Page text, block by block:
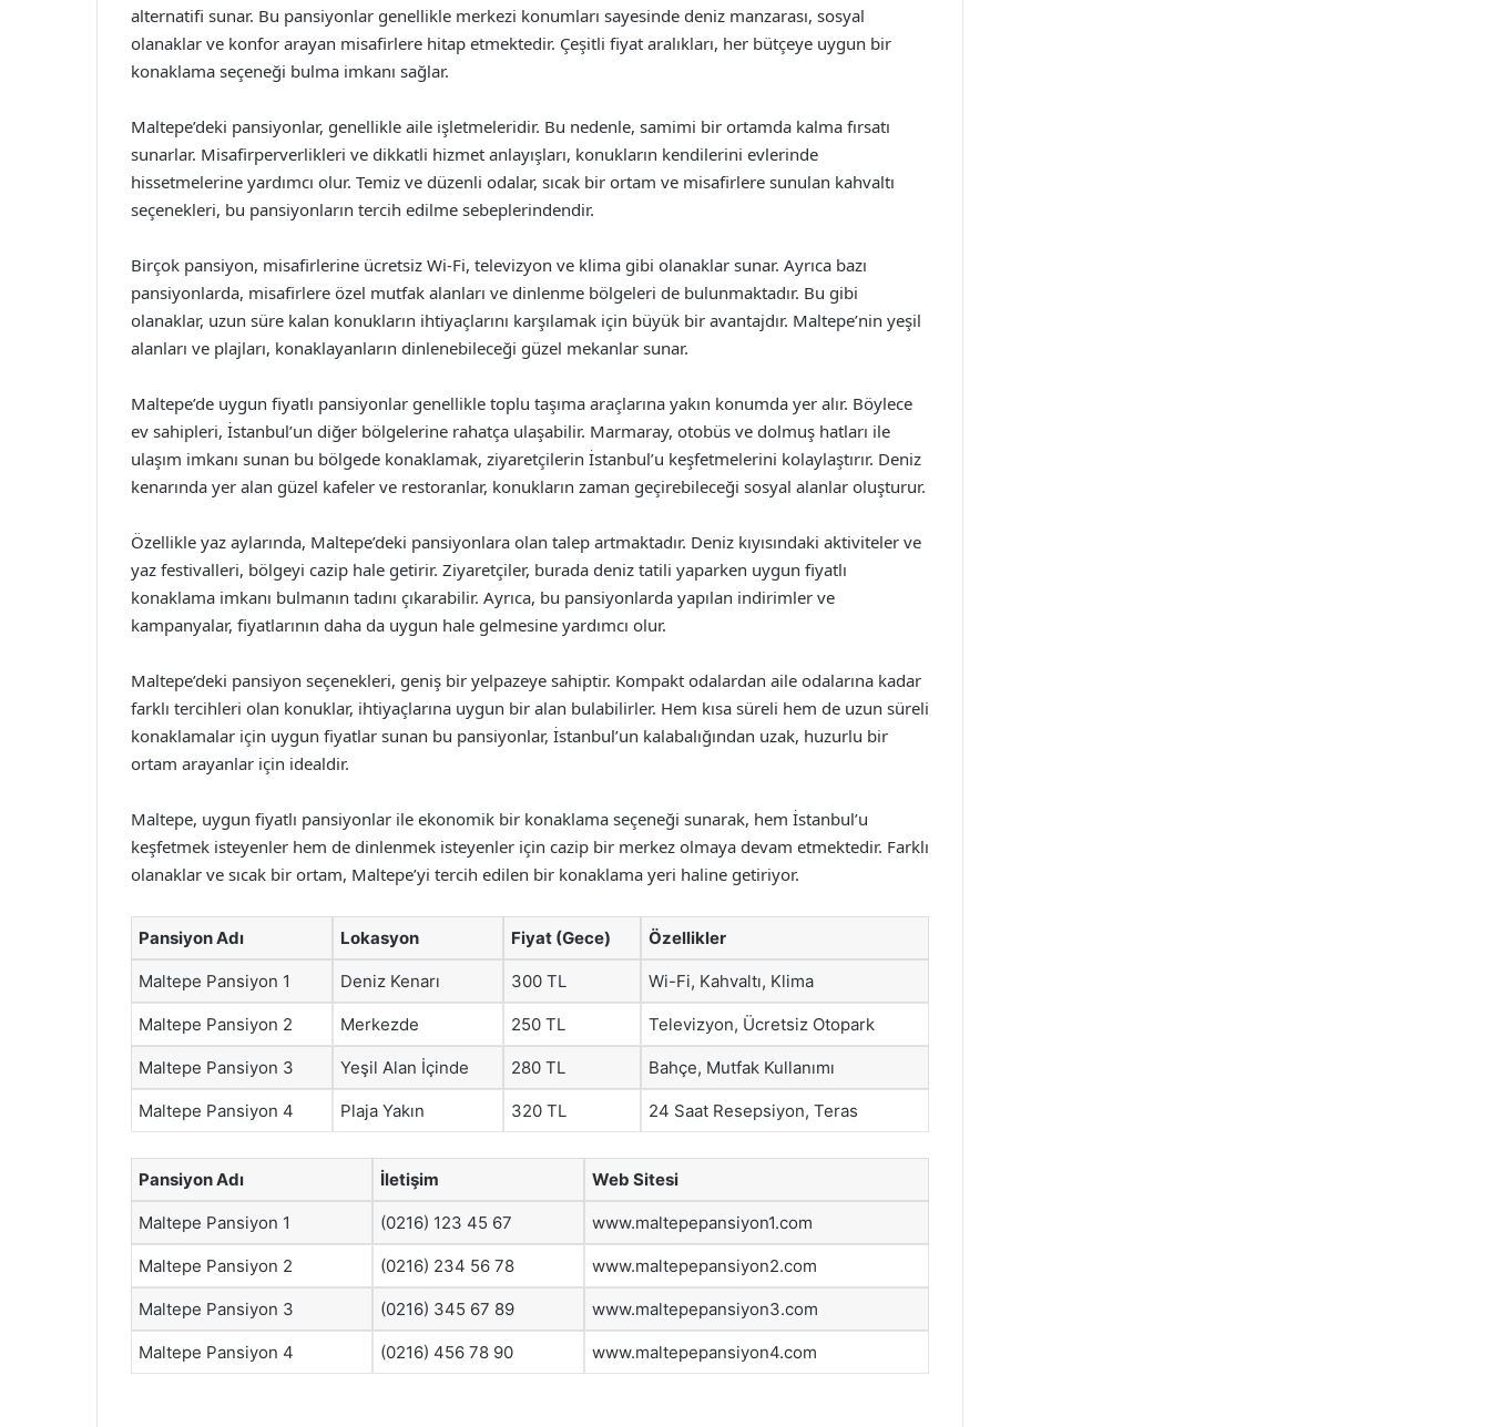
alternatifi sunar. Bu pansiyonlar genellikle merkezi konumları sayesinde deniz manzarası, sosyal
olanaklar ve konfor arayan misafirlere hitap etmektedir. Çeşitli fiyat aralıkları, her bütçeye uygun bir
konaklama seçeneği bulma imkanı sağlar.
Maltepe’deki pansiyonlar, genellikle aile işletmeleridir. Bu nedenle, samimi bir ortamda kalma fırsatı
sunarlar. Misafirperverlikleri ve dikkatli hizmet anlayışları, konukların kendilerini evlerinde
hissetmelerine yardımcı olur. Temiz ve düzenli odalar, sıcak bir ortam ve misafirlere sunulan kahvaltı
seçenekleri, bu pansiyonların tercih edilme sebeplerindendir.
Birçok pansiyon, misafirlerine ücretsiz Wi-Fi, televizyon ve klima gibi olanaklar sunar. Ayrıca bazı
pansiyonlarda, misafirlere özel mutfak alanları ve dinlenme bölgeleri de bulunmaktadır. Bu gibi
olanaklar, uzun süre kalan konukların ihtiyaçlarını karşılamak için büyük bir avantajdır. Maltepe’nin yeşil
alanları ve plajları, konaklayanların dinlenebileceği güzel mekanlar sunar.
Maltepe’de uygun fiyatlı pansiyonlar genellikle toplu taşıma araçlarına yakın konumda yer alır. Böylece
ev sahipleri, İstanbul’un diğer bölgelerine rahatça ulaşabilir. Marmaray, otobüs ve dolmuş hatları ile
ulaşım imkanı sunan bu bölgede konaklamak, ziyaretçilerin İstanbul’u keşfetmelerini kolaylaştırır. Deniz
kenarında yer alan güzel kafeler ve restoranlar, konukların zaman geçirebileceği sosyal alanlar oluşturur.
Özellikle yaz aylarında, Maltepe’deki pansiyonlara olan talep artmaktadır. Deniz kıyısındaki aktiviteler ve
yaz festivalleri, bölgeyi cazip hale getirir. Ziyaretçiler, burada deniz tatili yaparken uygun fiyatlı
konaklama imkanı bulmanın tadını çıkarabilir. Ayrıca, bu pansiyonlarda yapılan indirimler ve
kampanyalar, fiyatlarının daha da uygun hale gelmesine yardımcı olur.
Maltepe’deki pansiyon seçenekleri, geniş bir yelpazeye sahiptir. Kompakt odalardan aile odalarına kadar
farklı tercihleri olan konuklar, ihtiyaçlarına uygun bir alan bulabilirler. Hem kısa süreli hem de uzun süreli
konaklamalar için uygun fiyatlar sunan bu pansiyonlar, İstanbul’un kalabalığından uzak, huzurlu bir
ortam arayanlar için idealdir.
Maltepe, uygun fiyatlı pansiyonlar ile ekonomik bir konaklama seçeneği sunarak, hem İstanbul’u
keşfetmek isteyenler hem de dinlenmek isteyenler için cazip bir merkez olmaya devam etmektedir. Farklı
olanaklar ve sıcak bir ortam, Maltepe’yi tercih edilen bir konaklama yeri haline getiriyor.
Pansiyon Adı Lokasyon Fiyat (Gece) Özellikler
Maltepe Pansiyon 1 Deniz Kenarı 300 TL Wi-Fi, Kahvaltı, Klima
Maltepe Pansiyon 2 Merkezde 250 TL Televizyon, Ücretsiz Otopark
Maltepe Pansiyon 3 Yeşil Alan İçinde 280 TL Bahçe, Mutfak Kullanımı
Maltepe Pansiyon 4 Plaja Yakın 320 TL 24 Saat Resepsiyon, Teras
Pansiyon Adı İletişim Web Sitesi
Maltepe Pansiyon 1 (0216) 123 45 67 www.maltepepansiyon1.com
Maltepe Pansiyon 2 (0216) 234 56 78 www.maltepepansiyon2.com
Maltepe Pansiyon 3 (0216) 345 67 89 www.maltepepansiyon3.com
Maltepe Pansiyon 4 (0216) 456 78 90 www.maltepepansiyon4.com